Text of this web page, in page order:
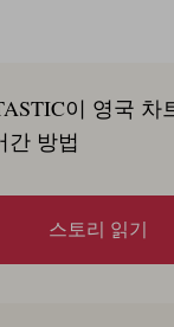
이 영국 차
간 방법
스토리 읽기